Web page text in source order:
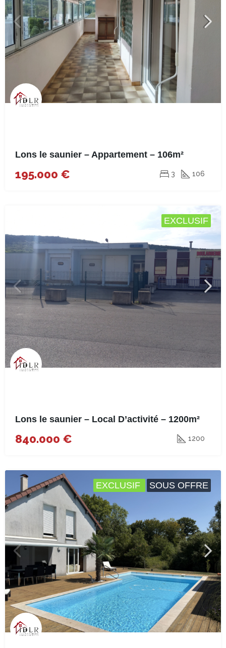
Lons le saunier – Appartement – 106m²
195.000 € 3 106
EXCLUSIF
Lons le saunier – Local D’activité – 1200m²
840.000 € 1200
EXCLUSIF SOUS OFFRE